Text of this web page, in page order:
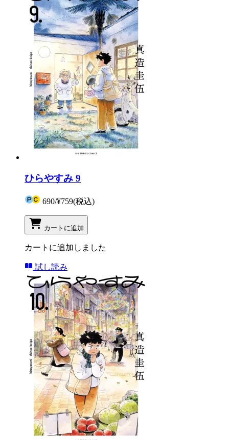
ひらやすみ 9
690/¥759(税込)
カートに追加
カートに追加しました
試し読み